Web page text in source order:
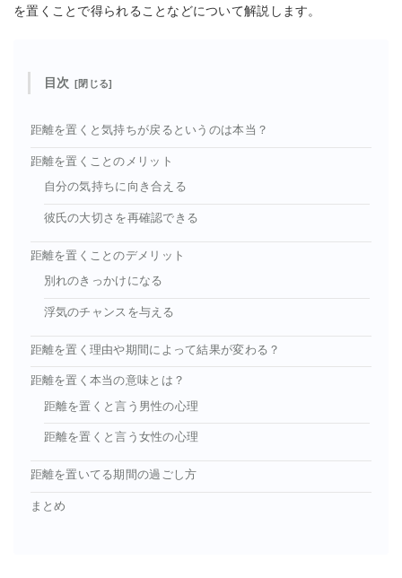
を置くことで得られることなどについて解説します。
目次
距離を置くと気持ちが戻るというのは本当？
距離を置くことのメリット
自分の気持ちに向き合える
彼氏の大切さを再確認できる
距離を置くことのデメリット
別れのきっかけになる
浮気のチャンスを与える
距離を置く理由や期間によって結果が変わる？
距離を置く本当の意味とは？
距離を置くと言う男性の心理
距離を置くと言う女性の心理
距離を置いてる期間の過ごし方
まとめ